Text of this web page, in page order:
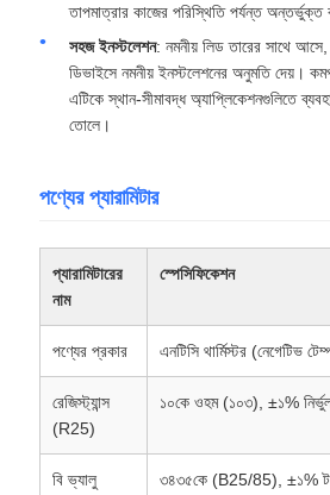
তাপমাত্রার কাজের পরিস্থিতি পর্যন্ত অন্তর্ভুক্ত
সহজ ইনস্টলেশন: নমনীয় লিড তারের সাথে আসে,
ডিভাইসে নমনীয় ইনস্টলেশনের অনুমতি দেয়।
এটিকে স্থান-সীমাবদ্ধ অ্যাপ্লিকেশনগুলিতে
তোলে।
পণ্যের প্যারামিটার
প্যারামিটারের
নাম
স্পেসিফিকেশন
পণ্যের প্রকার এনটিসি থার্মিস্টর (নেগেটিভ
রেজিস্ট্যান্স
(R25)
১০কে ওহম (১০৩), ±১%
বি ভ্যালু
৩৪৩৫কে (B25/85), ±১%